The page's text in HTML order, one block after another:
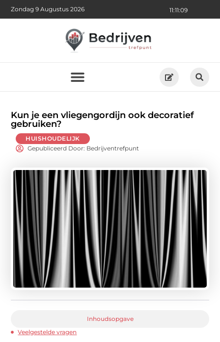
11:11:09
Zondag 9 Augustus 2026
Kun je een vliegengordijn ook decoratief
gebruiken?
HUISHOUDELIJK
Gepubliceerd Door: Bedrijventrefpunt
Inhoudsopgave
Veelgestelde vragen